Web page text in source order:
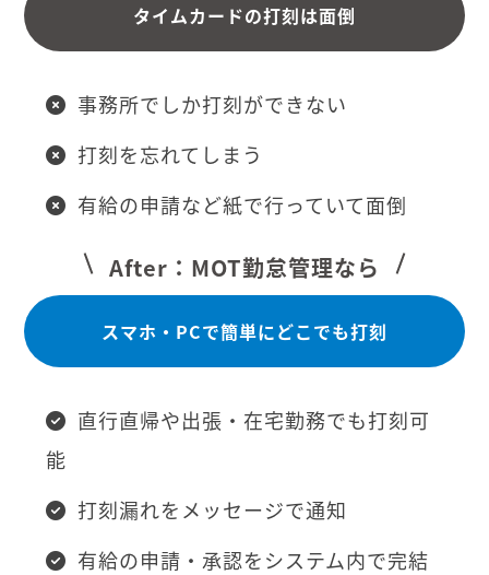
タイムカードの打刻は面倒
事務所でしか打刻ができない
打刻を忘れてしまう
有給の申請など紙で行っていて面倒
After：MOT勤怠管理なら
スマホ・PCで簡単にどこでも打刻
直行直帰や出張・在宅勤務でも打刻可
能
打刻漏れをメッセージで通知
有給の申請・承認をシステム内で完結